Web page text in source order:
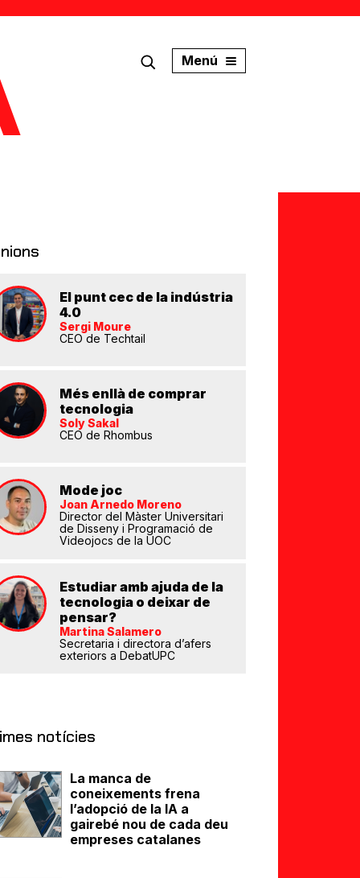
Menú
El punt cec de la indústria
4.0
Sergi Moure
CEO de Techtail
Més enllà de comprar
tecnologia
Soly Sakal
CEO de Rhombus
Mode joc
Joan Arnedo Moreno
Director del Màster Universitari
de Disseny i Programació de
Videojocs de la UOC
Estudiar amb ajuda de la
tecnologia o deixar de
pensar?
Martina Salamero
Secretaria i directora d’afers
exteriors a DebatUPC
notícies
La manca de
coneixements frena
l’adopció de la IA a
gairebé nou de cada deu
empreses catalanes